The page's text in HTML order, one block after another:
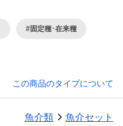
#固定種･在来種
この商品のタイプについて
魚介類 魚介セット